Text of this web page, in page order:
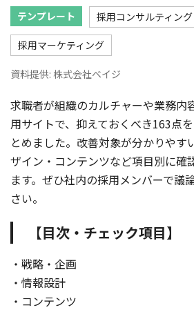
テンプレート 採用コンサルティング
採用マーケティング
資料提供: 株式会社ベイジ
求職者が組織のカルチャーや業務内
用サイトで、抑えておくべき163点
とめました。改善対象が分かりやす
ザイン・コンテンツなど項目別に確
ます。ぜひ社内の採用メンバーで議
さい。
【目次・チェック項目】
・戦略・企画
・情報設計
・コンテンツ